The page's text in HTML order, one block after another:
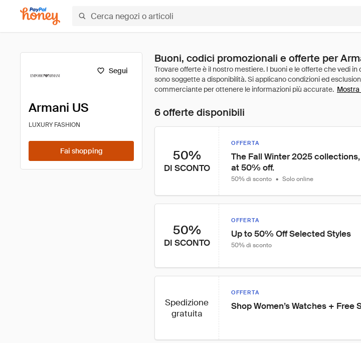
Segui
Armani US
LUXURY FASHION
Fai shopping
Buoni, codici promozionali e offerte per
6 offerte disponibili
50%
DI SCONTO
OFFERTA
The Fall Winter 2025
at 50% off.
50% di sconto • Solo online
50%
DI SCONTO
OFFERTA
Up to 50% Off Selected Styles
50% di sconto
Spedizione
gratuita
OFFERTA
Shop Women’s Watches + Free